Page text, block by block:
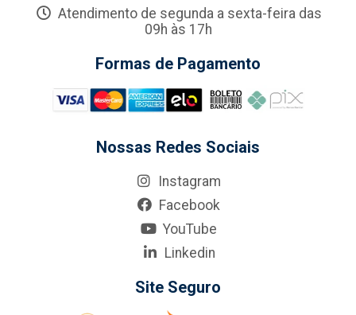
Atendimento de segunda a sexta-feira das
09h às 17h
Formas de Pagamento
Nossas Redes Sociais
Instagram
Facebook
YouTube
Linkedin
Site Seguro